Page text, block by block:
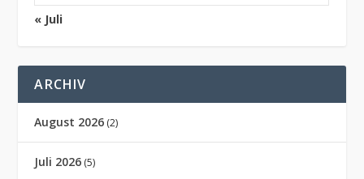
« Juli
ARCHIV
August 2026 (2)
Juli 2026 (5)